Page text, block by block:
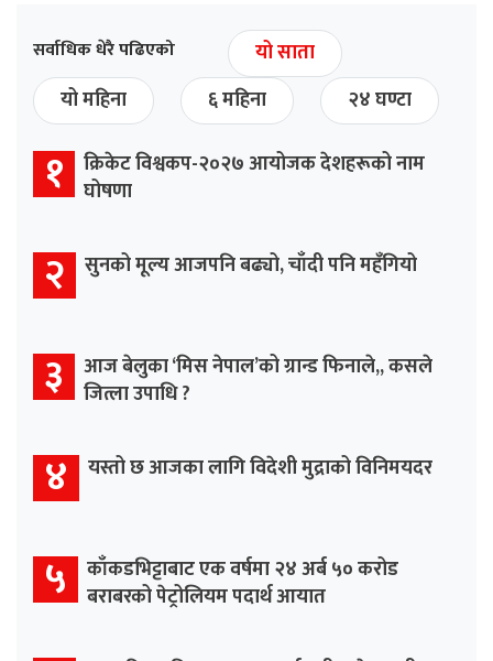
सर्वाधिक धेरै पढिएको
यो साता
यो महिना
६ महिना २४ घण्टा
१ क्रिकेट विश्वकप-२०२७ आयोजक देशहरूको नाम
घोषणा
२ सुनको मूल्य आजपनि बढ्यो, चाँदी पनि महँगियो
३ आज बेलुका ‘मिस नेपाल’को ग्रान्ड फिनाले,, कसले
जित्ला उपाधि ?
४ यस्तो छ आजका लागि विदेशी मुद्राको विनिमयदर
५ काँकडभिट्टाबाट एक वर्षमा २४ अर्ब ५० करोड
बराबरको पेट्रोलियम पदार्थ आयात